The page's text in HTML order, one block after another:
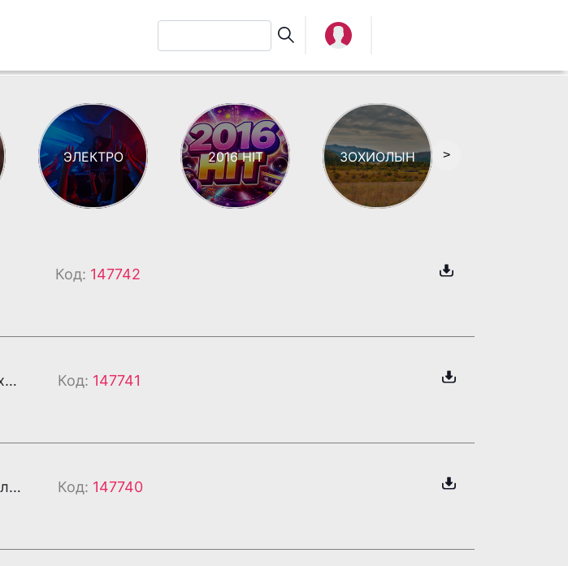
ЭЛЕКТРО 2016 HIT ЗОХИОЛЫН >
Код: 147742
Та Энхбаяр Бат-Эрдэнэ-н утсанд холбогдлоо Код: 147741
Та Давхарбаярын утсанд холбогдлоо Код: 147740